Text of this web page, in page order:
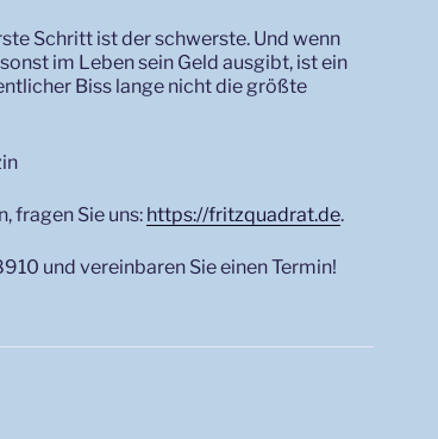
Schritt ist der schwerste. Und wenn
im Leben sein Geld ausgibt, ist ein
Biss lange nicht die größte
fragen Sie uns: https://fritzquadrat.de.
und vereinbaren Sie einen Termin!